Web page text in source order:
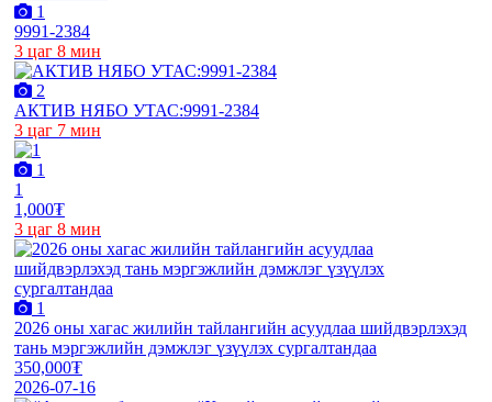
1
9991-2384
3 цаг 8 мин
2
АКТИВ НЯБО УТАС:9991-2384
3 цаг 7 мин
1
1
1,000₮
3 цаг 8 мин
1
2026 оны хагас жилийн тайлангийн асуудлаа шийдвэрлэхэд
тань мэргэжлийн дэмжлэг үзүүлэх сургалтандаа
350,000₮
2026-07-16